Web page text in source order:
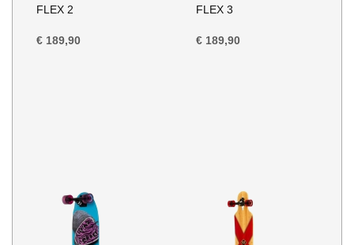
FLEX 2
€ 189,90
FLEX 3
€ 189,90